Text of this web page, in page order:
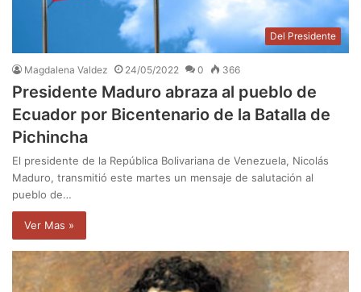
Del Presidente
Magdalena Valdez 24/05/2022 0 366
Presidente Maduro abraza al pueblo de
Ecuador por Bicentenario de la Batalla de
Pichincha
El presidente de la República Bolivariana de Venezuela, Nicolás
Maduro, transmitió este martes un mensaje de salutación al
pueblo de…
Ver Mas »